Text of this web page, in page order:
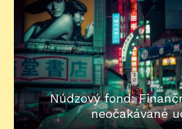
Núdzový fond:
neočakávané